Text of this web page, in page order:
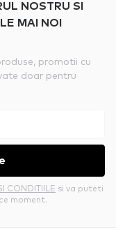
NOSTRU SI
MAI NOI
promotii cu
doar pentru
CONDITIILE si va puteti
moment.